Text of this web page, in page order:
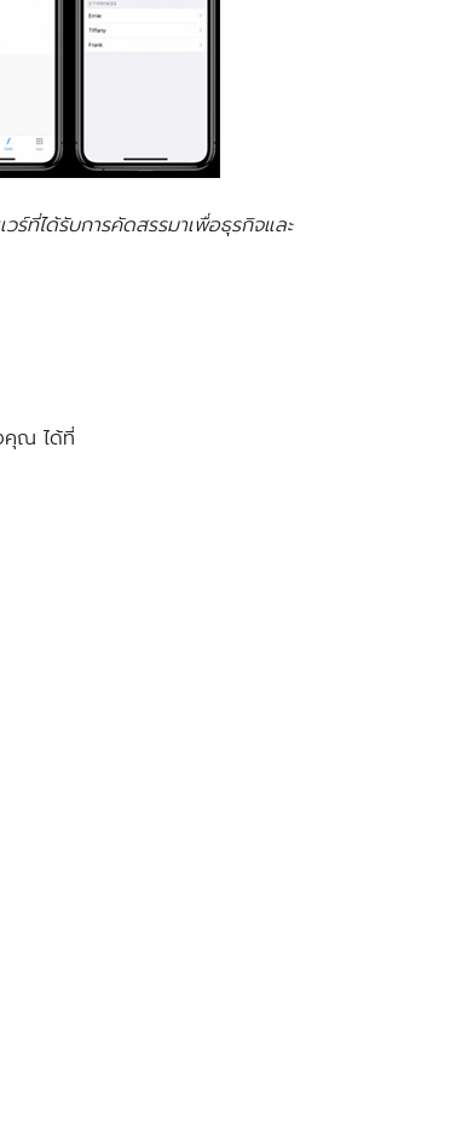
ที่ได้รับการคัดสรรมาเพื่อธุรกิจและ
คุณ ได้ที่